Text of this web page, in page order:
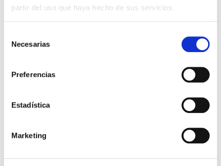
partir del uso que haya hecho de sus servicios.
Necesarias
Preferencias
Estadística
Marketing